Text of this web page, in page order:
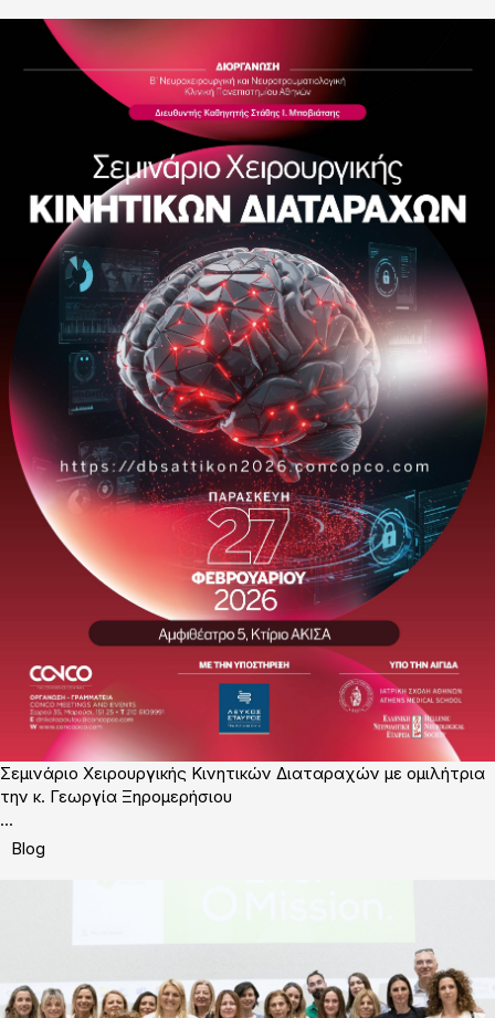
Σεμινάριο Χειρουργικής Κινητικών Διαταραχών με ομιλήτρια
την κ. Γεωργία Ξηρομερήσιου
...
Blog